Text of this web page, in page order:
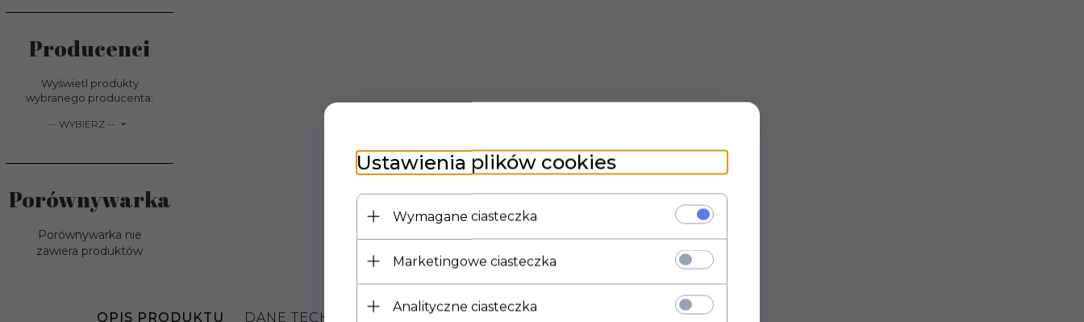
Producenci
Wyświetl produkty
wybranego producenta:
set_producers
-- WYBIERZ --
Porównywarka
Porównywarka nie
zawiera produktów
OPIS PRODUKTU DANE TECHNICZNE FILMY VIDEO
Ustawienia plików cookies
Wymagane ciasteczka
Marketingowe ciasteczka
Analityczne ciasteczka